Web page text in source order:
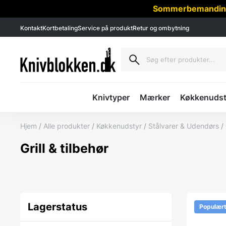
KontaktKortbetalingService på produktRetur og ombytning
Knivtyper Mærker
Hjem / Alle produkter / Køkkenudstyr / Stålvarer & Udendørs /
Grill & tilbehør
Lagerstatus Populært